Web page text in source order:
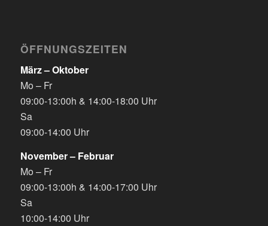
ÖFFNUNGSZEITEN
März – Oktober
Mo – Fr
09:00-13:00h & 14:00-18:00 Uhr
Sa
09:00-14:00 Uhr
November – Februar
Mo – Fr
09:00-13:00h & 14:00-17:00 Uhr
Sa
10:00-14:00 Uhr